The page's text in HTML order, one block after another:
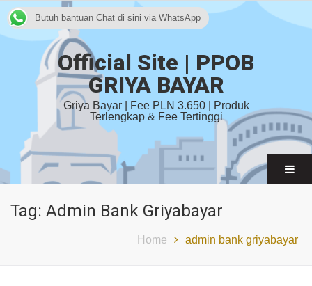
Official Site | PPOB
GRIYA BAYAR
Griya Bayar | Fee PLN 3.650 | Produk
Terlengkap & Fee Tertinggi
Tag: Admin Bank Griyabayar
Home admin bank griyabayar
Butuh bantuan Chat di sini via WhatsApp